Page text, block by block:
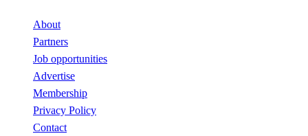
About
Partners
Job opportunities
Advertise
Membership
Privacy Policy
Contact